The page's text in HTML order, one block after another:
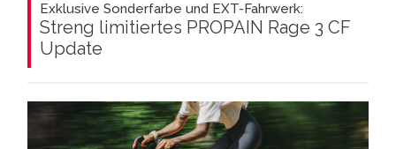
Exklusive Sonderfarbe und EXT-Fahrwerk:
Streng limitiertes PROPAIN Rage 3 CF
Update